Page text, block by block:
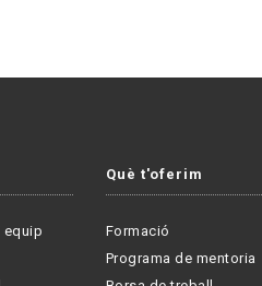
equip
Què t'oferim
Formació
Programa de mentoria